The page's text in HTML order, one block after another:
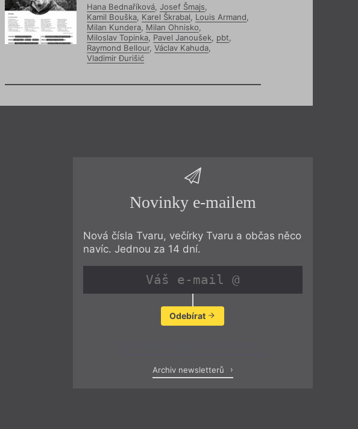
Hana Bednaříková Josef Šmajs
Kamil Bouška Karel Škrabal Louis Armand
Milan Kundera Milan Ohnisko
Miloslav Topinka Pavel Janoušek pbt
Raymond Bellour, Václav Kahuda
Vladimir Đurišić
Novinky e-mailem
Nová čísla Tvaru, večírky Tvaru a občas něco
navíc. Jednou za 14 dní.
Odebírat
Archiv newsletterů